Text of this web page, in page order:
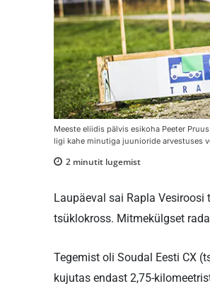
Meeste eliidis pälvis esikoha Peeter
ligi kahe minutiga juunioride arvestuses
2 minutit lugemist
Laupäeval sai Rapla
tsüklokross. Mitmekülgset
Tegemist oli Soudal Eesti CX
kujutas endast 2,75-